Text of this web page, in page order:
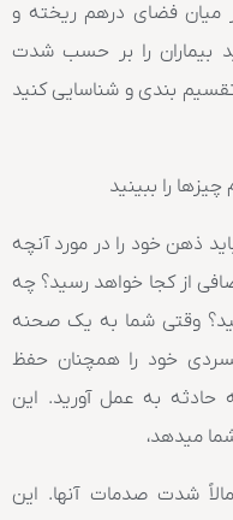
میان فضای درهم ریخته و
بیماران را بر حسب شدت
بندی و شناسایی کنید
را ببینید
ذهن خود را در مورد آنچه
از کجا خواهد رسید؟ چه
وقتی شما به یک صحنه
خود را همچنان حفظ
به عمل آورید. این
میدهد،
شدت صدمات آنها. این